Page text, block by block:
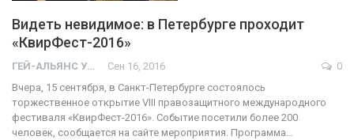
Видеть невидимое: в Петербурге проходит
«КвирФест-2016»
ГЕЙ-АЛЬЯНС УКРАИНА Сен 16, 2016
0
Вчера, 15 сентября, в Санкт-Петербурге состоялось
торжественное открытие VIII правозащитного международного
фестиваля «КвирФест-2016». Событие посетили более 200
человек, сообщается на сайте мероприятия. Программа…